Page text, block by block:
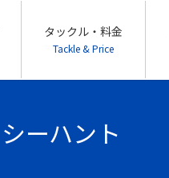
タックル・料金
Tackle & Price
ーハント